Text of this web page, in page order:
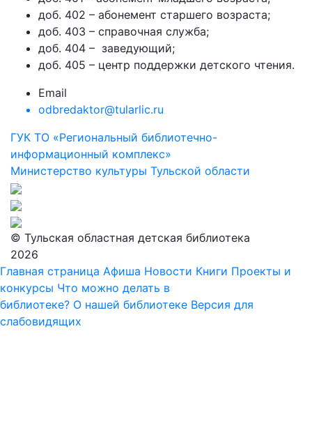
доб. 402 – абонемент старшего возраста;
доб. 403 – справочная служба;
доб. 404 – заведующий;
доб. 405 – центр поддержки детского чтения.
Email
odbredaktor@tularlic.ru
ГУК ТО «Региональный библиотечно-
информационный комплекс»
Министерство культуры Тульской области
© Тульская областная детская библиотека
2026
Главная страница Афиша Новости Книги Проекты и
конкурсы Что можно делать в
библиотеке? О нашей библиотеке Версия для
слабовидящих